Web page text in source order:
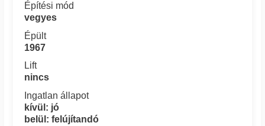
Építési mód
vegyes
Épült
1967
Lift
nincs
Ingatlan állapot
kívül: jó
belül: felújítandó